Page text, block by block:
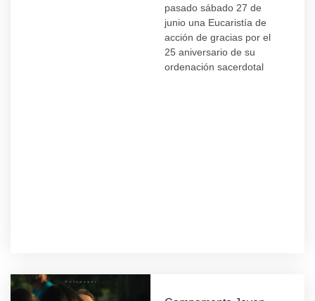
pasado sábado 27 de
junio una Eucaristía de
acción de gracias por el
25 aniversario de su
ordenación sacerdotal